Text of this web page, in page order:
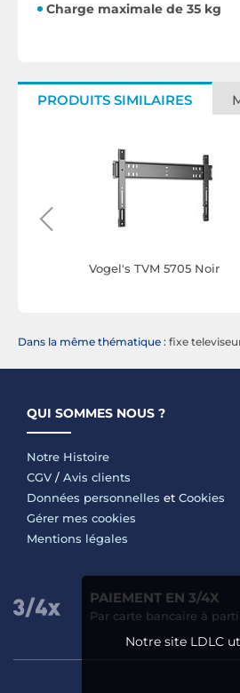
Charge maximale de 35 kg
PRODUITS SIMILAIRES
Vogel's TVM 5705 Noir
Dans la même thématique : fixe
QUI SOMMES NOUS ?
Notre Histoire
CGV / Avis clients
Données personnelles et Cookies
Gérer mes cookies
Mentions légales
PAIEMENT EN 3/4X
Par carte bancaire à
Notre site LDLC